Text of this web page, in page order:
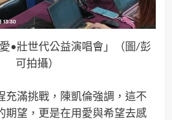
•壯世代公益演唱會」（圖/彭
可拍攝）
充滿挑戰，陳凱倫強調，這不
期望，更是在用愛與希望去感